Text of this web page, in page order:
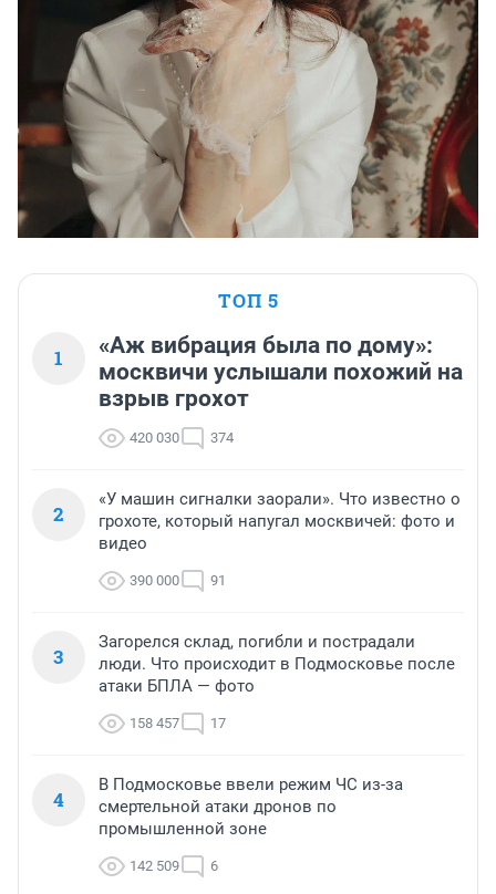
ТОП 5
1
«Аж вибрация была по дому»:
москвичи услышали похожий на
взрыв грохот
420 030 374
2
«У машин сигналки заорали». Что известно о
грохоте, который напугал москвичей: фото и
видео
390 000 91
3
Загорелся склад, погибли и пострадали
люди. Что происходит в Подмосковье после
атаки БПЛА — фото
158 457 17
4
В Подмосковье ввели режим ЧС из-за
смертельной атаки дронов по
промышленной зоне
142 509 6